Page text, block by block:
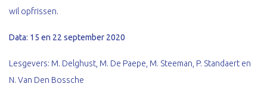
wil opfrissen.
Data: 15 en 22 september 2020
Lesgevers: M. Delghust, M. De Paepe, M. Steeman, P. Standaert en
N. Van Den Bossche